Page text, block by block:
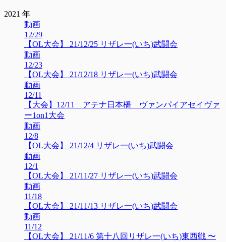
2021 年
動画
12/29
【OL大会】 21/12/25 リザレ一(いち)武闘会
動画
12/23
【OL大会】 21/12/18 リザレ一(いち)武闘会
動画
12/11
【大会】12/11 アテナ日本橋 ヴァンパイアセイヴァ
ー1on1大会
動画
12/8
【OL大会】 21/12/4 リザレ一(いち)武闘会
動画
12/1
【OL大会】 21/11/27 リザレ一(いち)武闘会
動画
11/18
【OL大会】 21/11/13 リザレ一(いち)武闘会
動画
11/12
【OL大会】 21/11/6 第十八回リザレ一(いち)東西戦 〜